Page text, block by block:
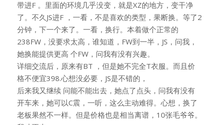
带进F 。里面的环境几乎没变，就是XZ的地方，变干净
了。不久JS进F ，一看，不是喜欢的类型，果断换。等了2
分钟，下一个来了。一看，换行。本着做个正常的
238FW，没要求太高，谁知道，FW到一半，JS，问我，
她换能提供更高 个FW，问我有没有兴趣。
详细交流后，原来有BT ，但是她不完全T衣服。而且价
格不便宜398.心想没必要，JS是不错的，
后来我又继续 问能不能出去，她点了点头，问我有没有
开车来，她可以C震，一听，这么主动难得。心想，换了
老板果然不一样。但是价格也是相当离谱，10张毛爷爷。